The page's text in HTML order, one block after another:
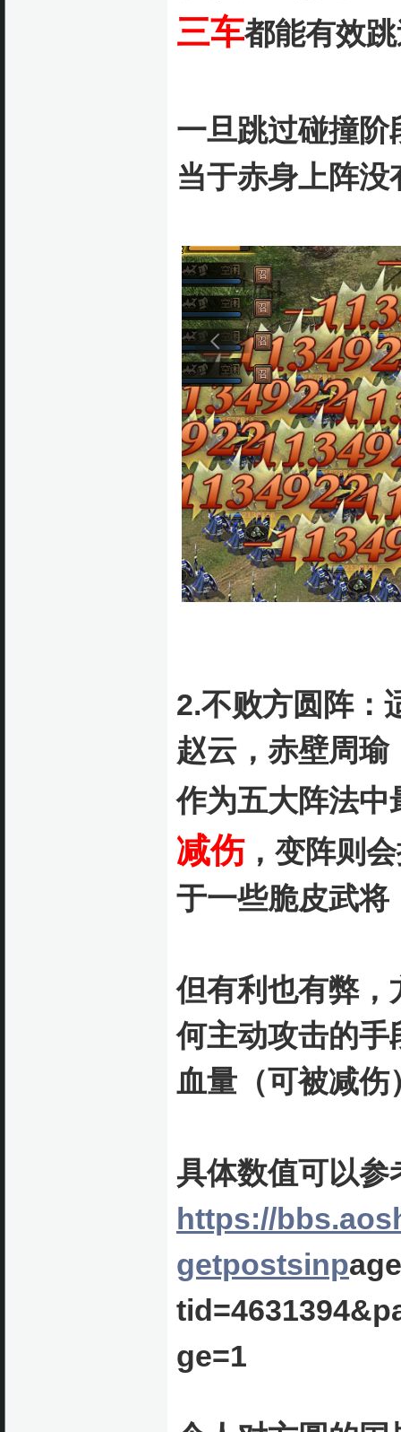
三车都能有效
一旦跳过碰撞阶
当于赤身上阵
2.不败方圆阵：
赵云，赤壁周
作为五大阵法中
减伤，变阵则
于一些脆皮武将
但有利也有弊，
何主动攻击的手
血量（可被减伤
具体数值可以参
https://
getpostsinp
ge=1